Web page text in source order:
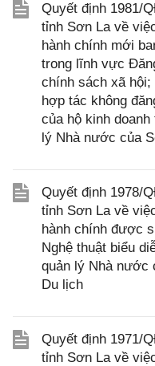
Quyết định 1981/
tỉnh Sơn La về
hành chính mới
trong lĩnh vực
chính sách xã hội;
hợp tác không
của hộ kinh
lý Nhà nước của
Quyết định 1978/
tỉnh Sơn La về
hành chính được
Nghệ thuật biểu
quản lý Nhà nước
Du lịch
Quyết định 1971/
tỉnh Sơn La về